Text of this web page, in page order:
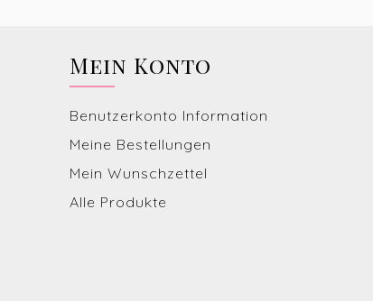
Mein Konto
Benutzerkonto Information
Meine Bestellungen
Mein Wunschzettel
Alle Produkte